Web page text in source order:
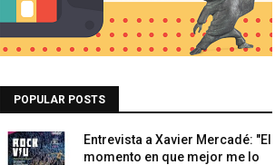
POPULAR POSTS
Entrevista a Xavier Mercadé: "El
momento en que mejor me lo